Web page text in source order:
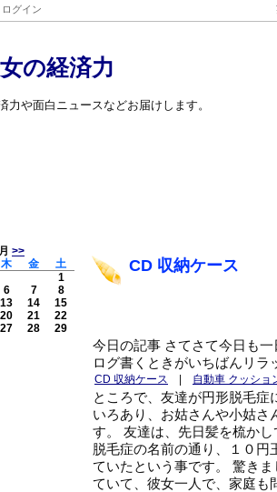
ログイン
の経済力
力や面白ニュースなどお届けします。
CD 収納ケース
今日の記事 さてさて今日も
ログ書くときがいちばんリ
CD 収納ケース 自動車 クッショ
ところで、友達が円形脱毛
いろあり、お姑さんや小姑さ
す。 友達は、先日髪を梳か
脱毛症の名前の通り、１０円
ていたという事です。 驚き
ていて、彼女一人で、家庭も
月 >>
木 金
土
1
6 7
8
13 14
15
20 21
22
27 28
29